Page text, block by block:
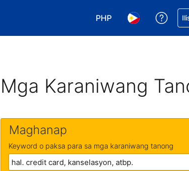
PHP
Pumili ng currency mo.
Pumili ng wika
Mga Karaniwang
Maghanap
Keyword o paksa para sa mga karaniwang tanong